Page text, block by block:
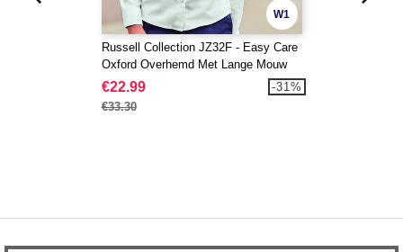
W1
Russell Collection JZ32F - Easy Care
Oxford Overhemd Met Lange Mouw
€22.99
€33.30
-31%